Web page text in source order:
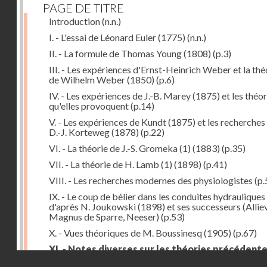
PAGE DE TITRE
Introduction(n.n.)
I. - L'essai de Léonard Euler (1775) (n.n.)
II. - La formule de Thomas Young (1808) (p.3)
III. - Les expériences d'Ernst-Heinrich Weber et la
de Wilhelm Weber (1850) (p.6)
IV. - Les expériences de J.-B. Marey (1875) et les
qu'elles provoquent(p.14)
V. - Les expériences de Kundt (1875) et les recherches
D.-J. Korteweg (1878) (p.22)
VI. - La théorie de J.-S. Gromeka (1) (1883) (p.35)
VII. - La théorie de H. Lamb (1) (1898) (p.41)
VIII. - Les recherches modernes des physiologistes
IX. - Le coup de bélier dans les conduites hydrauliques
d'après N. Joukowski (1898) et ses successeurs
Magnus de Sparre, Neeser) (p.53)
X. - Vues théoriques de M. Boussinesq (1905) (p.67)
XI. - Notes diverses sur les théories